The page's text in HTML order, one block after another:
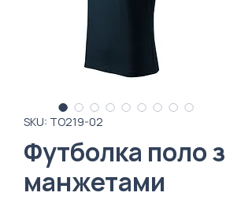
SKU: ТО219-02
Футболка поло з
манжетами